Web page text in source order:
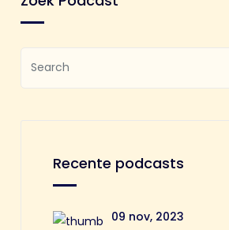
Recente podcasts
09 nov, 2023